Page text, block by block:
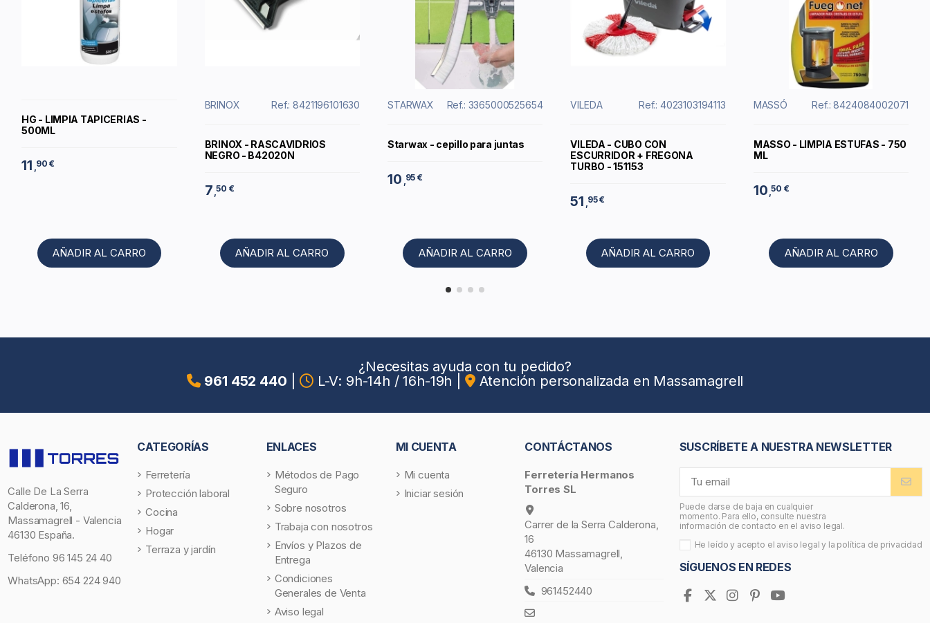
HG - LIMPIA TAPICERIAS -
500ML
11 90 €
AÑADIR AL CARRO
BRINOX Ref.: 8421196101630
BRINOX - RASCAVIDRIOS
NEGRO - B42020N
7 ,50 €
AÑADIR AL CARRO
STARWAX Ref.: 3365000525654
Starwax - cepillo para juntas
10 95 €
AÑADIR AL CARRO
VILEDA Ref.: 4023103194113
VILEDA - CUBO CON
ESCURRIDOR + FREGONA
TURBO - 151153
51 95 €
AÑADIR AL CARRO
MASSÓ Ref.: 8424084002071
MASSO - LIMPIA ESTUFAS - 750
ML
10 ,50 €
AÑADIR AL CARRO
¿Necesitas ayuda con tu pedido?
961 452 440
L-V: 9h-14h / 16h-19h Atención personalizada en Massamagrell
Calle De La Serra
Calderona, 16,
Massamagrell - Valencia
46130 España.
Teléfono 96 145 24 40
WhatsApp: 654 224 940
CATEGORÍAS
Ferretería
Protección laboral
Cocina
Hogar
Terraza y jardín
ENLACES
Métodos de Pago
Seguro
Sobre nosotros
Trabaja con nosotros
Envíos y Plazos de
Entrega
Condiciones
Generales de Venta
Aviso legal
MI CUENTA
Mi cuenta
Iniciar sesión
CONTÁCTANOS
Ferretería Hermanos
Torres SL
Carrer de la Serra Calderona,
16
46130 Massamagrell,
Valencia
961452440
SUSCRÍBETE A NUESTRA NEWSLETTER
Puede darse de baja en cualquier
momento. Para ello, consulte nuestra
información de contacto en el aviso legal.
He leído y acepto el aviso legal y la política de privacidad
SÍGUENOS EN REDES